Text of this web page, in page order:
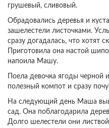
грушевый, сливовый.
Обрадовались деревья и
зашелестели листочками.
сразу догадалась, что хотят
Приготовила она настой
напоила Машу.
Поела девочка ягоды
полезный компот и сразу
На следующий день Маша
сад. Она поблагодарила
Долго шелестели они